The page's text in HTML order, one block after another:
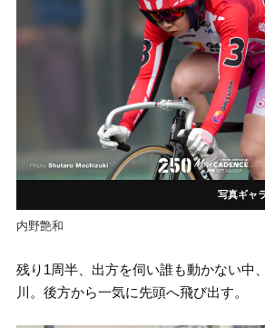
写真ギャ
内野艶和
残り1周半、出方を伺い誰も動かない中
川。後方から一気に先頭へ飛び出す。